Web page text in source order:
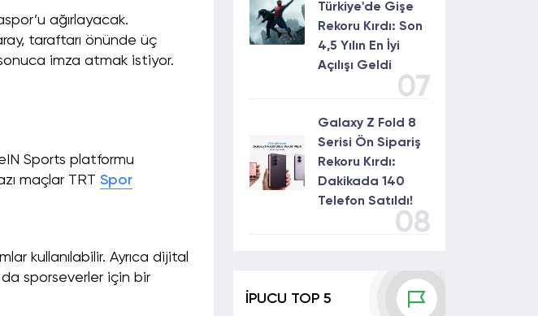
ağırlayacak.
taraftarı önünde üç
imza atmak istiyor.
Sports platformu
maçlar TRT Spor
kullanılabilir. Ayrıca dijital
sporseverler için bir
Türkiye'de Gişe
Rekoru Kırdı: Son
4,5 Yılın En İyi
Açılışı Geldi
07
Galaxy Z Fold 8
Serisi Ön Sipariş
Rekoru Kırdı:
Dakikada 140
Telefon Satıldı!
08
İPUCU TOP 5